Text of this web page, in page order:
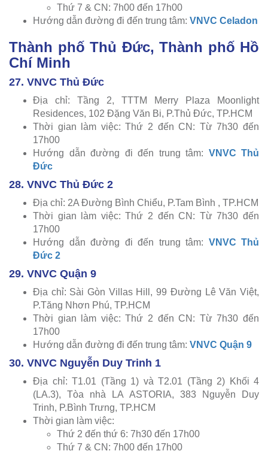
Thứ 7 & CN: 7h00 đến 17h00
Hướng dẫn đường đi đến trung tâm: VNVC Celadon
Thành phố Thủ Đức, Thành phố Hồ
Chí Minh
27. VNVC Thủ Đức
Địa chỉ: Tầng 2, TTTM Merry Plaza Moonlight
Residences, 102 Đặng Văn Bi, P.Thủ Đức, TP.HCM
Thời gian làm việc: Thứ 2 đến CN: Từ 7h30 đến
17h00
Hướng dẫn đường đi đến trung tâm: VNVC Thủ
Đức
28. VNVC Thủ Đức 2
Địa chỉ: 2A Đường Bình Chiểu, P.Tam Bình , TP.HCM
Thời gian làm việc: Thứ 2 đến CN: Từ 7h30 đến
17h00
Hướng dẫn đường đi đến trung tâm: VNVC Thủ
Đức 2
29. VNVC Quận 9
Địa chỉ: Sài Gòn Villas Hill, 99 Đường Lê Văn Việt,
P.Tăng Nhơn Phú, TP.HCM
Thời gian làm việc: Thứ 2 đến CN: Từ 7h30 đến
17h00
Hướng dẫn đường đi đến trung tâm: VNVC Quận 9
30. VNVC Nguyễn Duy Trinh 1
Địa chỉ: T1.01 (Tầng 1) và T2.01 (Tầng 2) Khối 4
(LA.3), Tòa nhà LA ASTORIA, 383 Nguyễn Duy
Trinh, P.Bình Trưng, TP.HCM
Thời gian làm việc:
Thứ 2 đến thứ 6: 7h30 đến 17h00
Thứ 7 & CN: 7h00 đến 17h00